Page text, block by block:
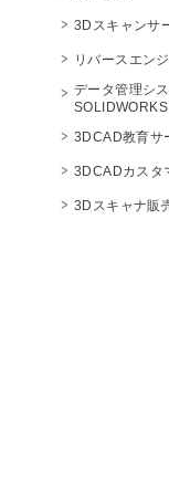
3Dスキャンサ
リバースエン
データ管理シ
SOLIDWORKS
3DCAD教育サ
3DCADカスタ
3Dスキャナ販